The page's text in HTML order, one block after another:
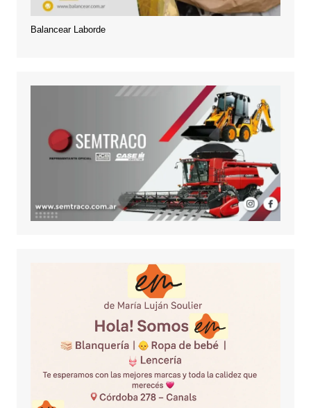
Balancear Laborde